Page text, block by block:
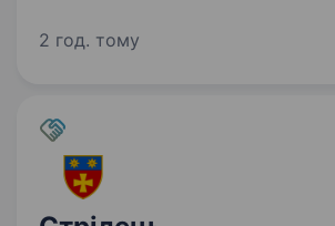
у частинах забезпечення; Вміння працювати
2 год. тому